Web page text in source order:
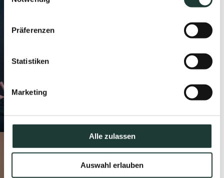
Präferenzen
Statistiken
Marketing
Alle zulassen
Auswahl erlauben